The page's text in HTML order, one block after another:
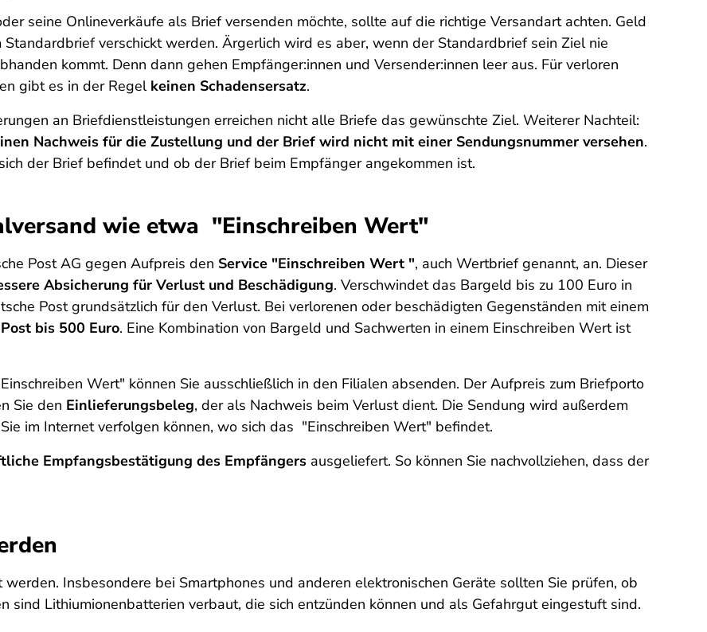
seine Onlineverkäufe als Brief versenden möchte, sollte auf die richtige Versandart achten. Geld
verschickt werden. Ärgerlich wird es aber, wenn der Standardbrief sein Ziel nie
kommt. Denn dann gehen Empfänger:innen und Versender:innen leer aus. Für verloren
gibt es in der Regel keinen Schadensersatz.
an Briefdienstleistungen erreichen nicht alle Briefe das gewünschte Ziel. Weiterer Nachteil:
Nachweis für die Zustellung und der Brief wird nicht mit einer Sendungsnummer versehen.
der Brief befindet und ob der Brief beim Empfänger angekommen ist.
wie etwa "Einschreiben Wert"
Post AG gegen Aufpreis den Service "Einschreiben Wert ", auch Wertbrief genannt, an. Dieser
Absicherung für Verlust und Beschädigung. Verschwindet das Bargeld bis zu 100 Euro in
Post grundsätzlich für den Verlust. Bei verlorenen oder beschädigten Gegenständen mit einem
bis 500 Euro. Eine Kombination von Bargeld und Sachwerten in einem Einschreiben Wert ist
Wert" können Sie ausschließlich in den Filialen absenden. Der Aufpreis zum Briefporto
Sie den Einlieferungsbeleg, der als Nachweis beim Verlust dient. Die Sendung wird außerdem
im Internet verfolgen können, wo sich das "Einschreiben Wert" befindet.
Empfangsbestätigung des Empfängers ausgeliefert. So können Sie nachvollziehen, dass der
Insbesondere bei Smartphones und anderen elektronischen Geräte sollten Sie prüfen, ob
sind Lithiumionenbatterien verbaut, die sich entzünden können und als Gefahrgut eingestuft sind.